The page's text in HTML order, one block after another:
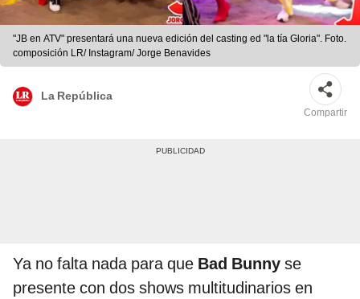
"JB en ATV" presentará una nueva edición del casting ed "la tía Gloria". Foto.
composición LR/ Instagram/ Jorge Benavides
La República
Compartir
Ya no falta nada para que Bad Bunny se
presente con dos shows multitudinarios en